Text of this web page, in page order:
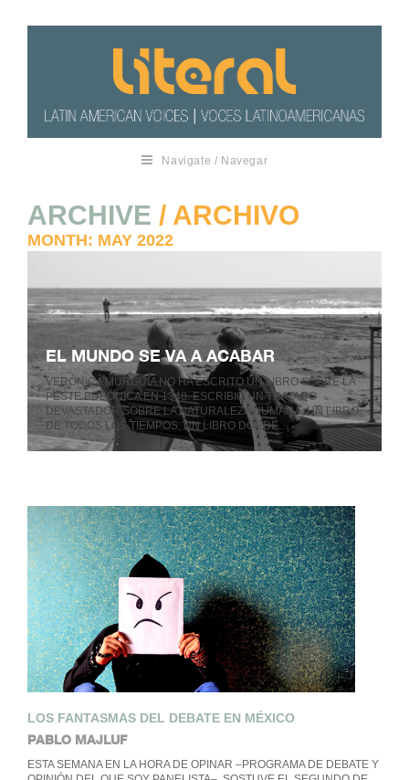
Navigate / Navegar
ARCHIVE / ARCHIVO
MONTH: MAY 2022
EL MUNDO SE VA A ACABAR
VERÓNICA MURGUÍA NO HA ESCRITO UN LIBRO SOBRE LA
PESTE BUBÓNICA EN 1348. ESCRIBIÓ UN TRATADO
DEVASTADOR SOBRE LA NATURALEZA HUMANA, UN LIBRO
DE TODOS LOS TIEMPOS, UN LIBRO DONDE…
LOS FANTASMAS DEL DEBATE EN MÉXICO
PABLO MAJLUF
ESTA SEMANA EN LA HORA DE OPINAR –PROGRAMA DE DEBATE Y